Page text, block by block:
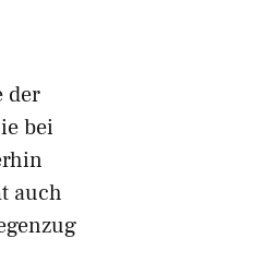
der
bei
auch